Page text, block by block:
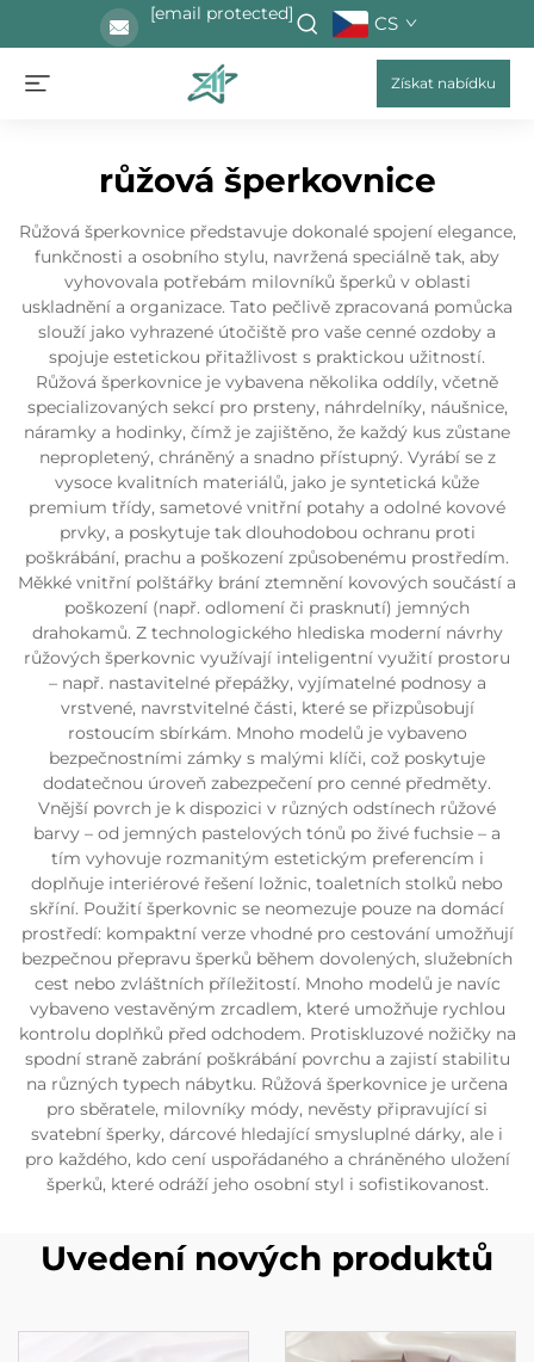
[email protected] CS
Získat nabídku
růžová šperkovnice
Růžová šperkovnice představuje dokonalé spojení elegance,
funkčnosti a osobního stylu, navržená speciálně tak, aby
vyhovovala potřebám milovníků šperků v oblasti
uskladnění a organizace. Tato pečlivě zpracovaná pomůcka
slouží jako vyhrazené útočiště pro vaše cenné ozdoby a
spojuje estetickou přitažlivost s praktickou užitností.
Růžová šperkovnice je vybavena několika oddíly, včetně
specializovaných sekcí pro prsteny, náhrdelníky, náušnice,
náramky a hodinky, čímž je zajištěno, že každý kus zůstane
nepropletený, chráněný a snadno přístupný. Vyrábí se z
vysoce kvalitních materiálů, jako je syntetická kůže
premium třídy, sametové vnitřní potahy a odolné kovové
prvky, a poskytuje tak dlouhodobou ochranu proti
poškrábání, prachu a poškození způsobenému prostředím.
Měkké vnitřní polštářky brání ztemnění kovových součástí a
poškození (např. odlomení či prasknutí) jemných
drahokamů. Z technologického hlediska moderní návrhy
růžových šperkovnic využívají inteligentní využití prostoru
– např. nastavitelné přepážky, vyjímatelné podnosy a
vrstvené, navrstvitelné části, které se přizpůsobují
rostoucím sbírkám. Mnoho modelů je vybaveno
bezpečnostními zámky s malými klíči, což poskytuje
dodatečnou úroveň zabezpečení pro cenné předměty.
Vnější povrch je k dispozici v různých odstínech růžové
barvy – od jemných pastelových tónů po živé fuchsie – a
tím vyhovuje rozmanitým estetickým preferencím i
doplňuje interiérové řešení ložnic, toaletních stolků nebo
skříní. Použití šperkovnic se neomezuje pouze na domácí
prostředí: kompaktní verze vhodné pro cestování umožňují
bezpečnou přepravu šperků během dovolených, služebních
cest nebo zvláštních příležitostí. Mnoho modelů je navíc
vybaveno vestavěným zrcadlem, které umožňuje rychlou
kontrolu doplňků před odchodem. Protiskluzové nožičky na
spodní straně zabrání poškrábání povrchu a zajistí stabilitu
na různých typech nábytku. Růžová šperkovnice je určena
pro sběratele, milovníky módy, nevěsty připravující si
svatební šperky, dárcové hledající smysluplné dárky, ale i
pro každého, kdo cení uspořádaného a chráněného uložení
šperků, které odráží jeho osobní styl i sofistikovanost.
Uvedení nových produktů